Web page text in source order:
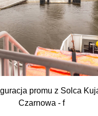
promu z Solca
Czarnowa - f